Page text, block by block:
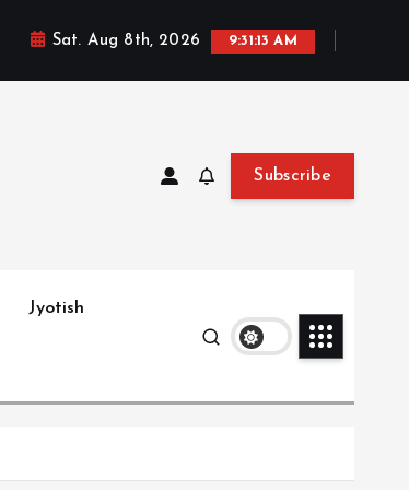
Sat. Aug 8th, 2026 9:31:15 AM
Subscribe
Jyotish